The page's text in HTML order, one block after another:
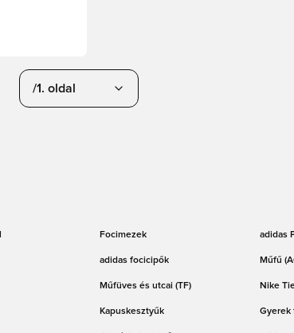
/1. oldal
Focimezek adidas
adidas focicipők Műfű
Műfüves és utcai (TF) Nike
Kapuskesztyűk Gyerek